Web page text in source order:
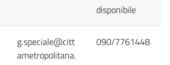
disponibile
g.speciale@citt
ametropolitana.
090/7761448